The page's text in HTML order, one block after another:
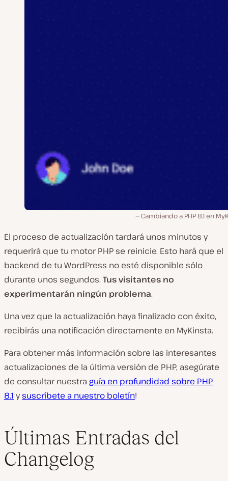
Cambiando a PHP 8.1 en
El proceso de actualización tardará unos minutos y
requerirá que tu motor PHP se reinicie. Esto hará que el
backend de tu WordPress no esté disponible sólo
durante unos segundos. Tus visitantes no
experimentarán ningún problema.
Una vez que la actualización haya finalizado con éxito,
recibirás una notificación directamente en MyKinsta.
Para obtener más información sobre las interesantes
actualizaciones de la última versión de PHP, asegúrate
de consultar nuestra guía en profundidad sobre PHP
8.1 ysuscríbete a nuestro boletín!
Últimas Entradas del
Changelog